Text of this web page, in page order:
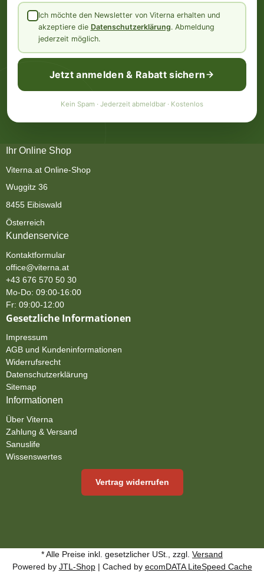
Ich möchte den Newsletter von Viterna erhalten und
akzeptiere die Datenschutzerklärung. Abmeldung
jederzeit möglich.
Jetzt anmelden & Rabatt sichern
Kein Spam · Jederzeit abmeldbar · Kostenlos
Ihr Online Shop
Viterna.at Online-Shop
Wuggitz 36
8455 Eibiswald
Österreich
Kundenservice
Kontaktformular
office@viterna.at
+43 676 570 50 30
Mo-Do: 09:00-16:00
Fr: 09:00-12:00
Gesetzliche Informationen
Impressum
AGB und Kundeninformationen
Widerrufsrecht
Datenschutzerklärung
Sitemap
Informationen
Über Viterna
Zahlung & Versand
Sanuslife
Wissenswertes
Vertrag widerrufen
* Alle Preise inkl. gesetzlicher USt., zzgl. Versand
Powered by JTL-Shop| Cached by ecomDATA LiteSpeed Cache